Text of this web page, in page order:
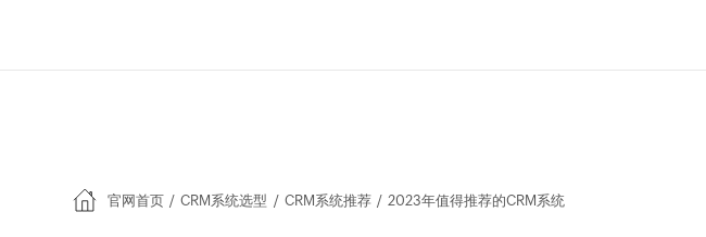
官网首页 / CRM系统选型 / CRM系统推荐 / 2023年值得推荐的CRM系统